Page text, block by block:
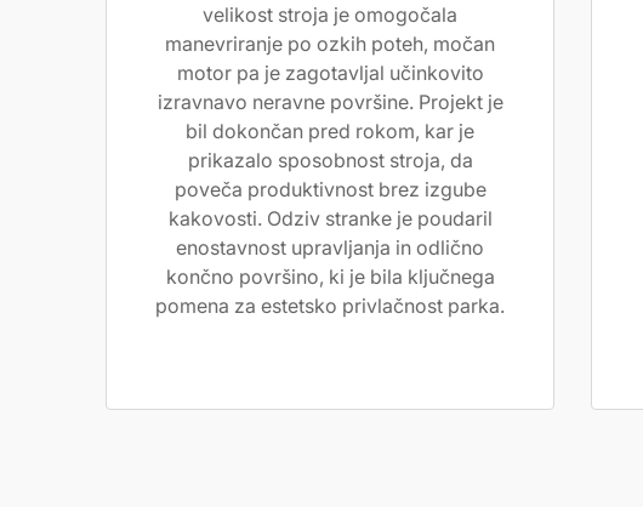
velikost stroja je omogočala
manevriranje po ozkih poteh, močan
motor pa je zagotavljal učinkovito
izravnavo neravne površine. Projekt je
bil dokončan pred rokom, kar je
prikazalo sposobnost stroja, da
poveča produktivnost brez izgube
kakovosti. Odziv stranke je poudaril
enostavnost upravljanja in odlično
končno površino, ki je bila ključnega
pomena za estetsko privlačnost parka.